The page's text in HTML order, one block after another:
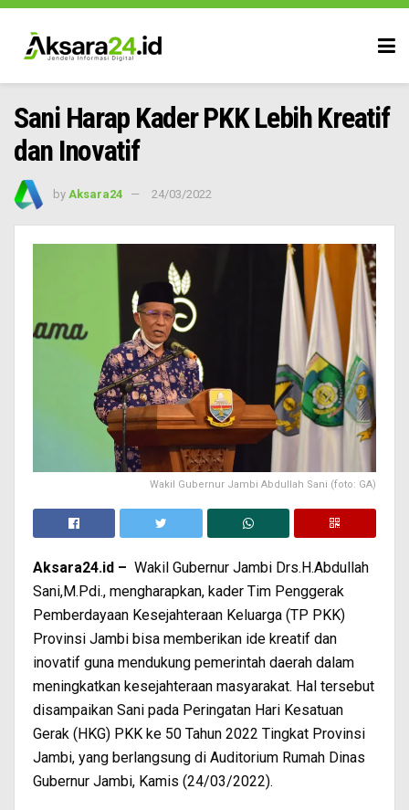
Sani Harap Kader PKK Lebih Kreatif
dan Inovatif
by Aksara24 24/03/2022
Wakil Gubernur Jambi Abdullah Sani (foto: GA)
Aksara24.id – Wakil Gubernur Jambi Drs.H.Abdullah
Sani,M.Pdi., mengharapkan, kader Tim Penggerak
Pemberdayaan Kesejahteraan Keluarga (TP PKK)
Provinsi Jambi bisa memberikan ide kreatif dan
inovatif guna mendukung pemerintah daerah dalam
meningkatkan kesejahteraan masyarakat. Hal tersebut
disampaikan Sani pada Peringatan Hari Kesatuan
Gerak (HKG) PKK ke 50 Tahun 2022 Tingkat Provinsi
Jambi, yang berlangsung di Auditorium Rumah Dinas
Gubernur Jambi, Kamis (24/03/2022).